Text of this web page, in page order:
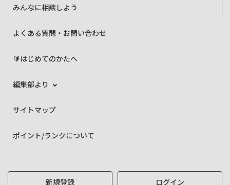
みんなに相談しよう
よくある質問・お問い合わせ
🔰はじめてのかたへ
編集部より
サイトマップ
ポイント/ランクについて
新規登録 ログイン